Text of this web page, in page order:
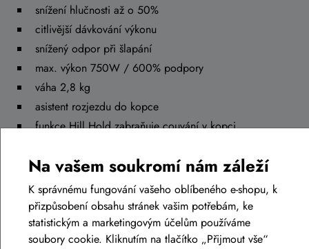
snížení hlučnosti až o 50%
citlivější dávkování výkonu
snížený odpor při šlapání
max. výkon 750W / 600% podpory
váha 2,8 kg
asistent rozjezdu do kopce
funkce Hill Hold zabraňuje couvání v kopci
Na vašem soukromí nám záleží
K správnému fungování vašeho oblíbeného e-shopu, k
přizpůsobení obsahu stránek vašim potřebám, ke
statistickým a marketingovým účelům používáme
soubory cookie. Kliknutím na tlačítko „Přijmout vše“